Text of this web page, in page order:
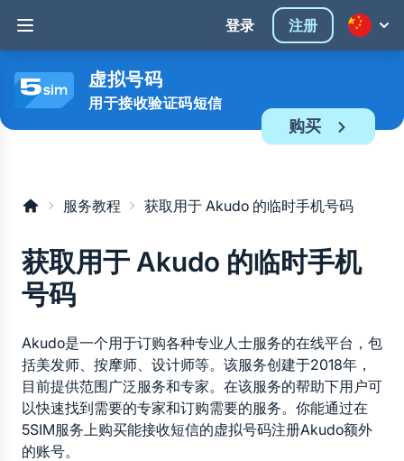
登录 注册
虚拟号码
用于接收验证码短信
购买
服务教程 获取用于 Akudo 的临时手机号码
获取用于 Akudo 的临时手机
号码
Akudo是一个用于订购各种专业人士服务的在线平台，包
括美发师、按摩师、设计师等。该服务创建于2018年，
目前提供范围广泛服务和专家。在该服务的帮助下用户可
以快速找到需要的专家和订购需要的服务。你能通过在
5SIM服务上购买能接收短信的虚拟号码注册Akudo额外
的账号。